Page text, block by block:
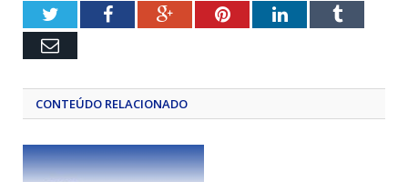
TwitterFacebookGoogle+PinterestLinkedInTumblr
Email
CONTEÚDO RELACIONADO